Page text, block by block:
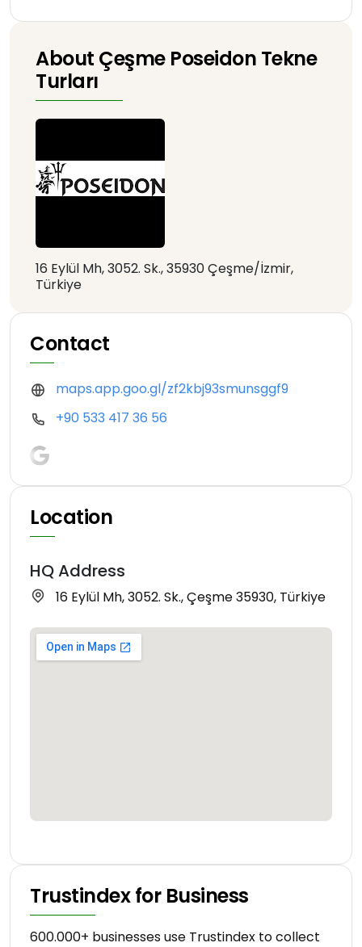
About Çeşme Poseidon Tekne
Turları
16 Eylül Mh, 3052. Sk., 35930 Çeşme/İzmir,
Türkiye
Contact
maps.app.goo.gl/zf2kbj93smunsggf9
+90 533 417 36 56
Location
HQ Address
16 Eylül Mh, 3052. Sk., Çeşme 35930, Türkiye
Trustindex for Business
600.000+ businesses use Trustindex to collect